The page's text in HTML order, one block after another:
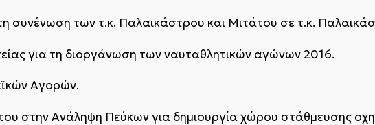
συνένωση των τ.κ. Παλαικάστρου και Μιτάτου σε τ.κ.
για τη διοργάνωση των ναυταθλητικών αγώνων 2016.
Αγορών.
στην Ανάληψη Πεύκων για δημιουργία χώρου στάθμευσης